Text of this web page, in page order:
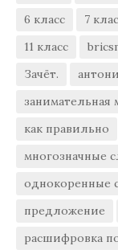
6 класс
7
11 класс
Зачёт.
занимательная
как правильно
многозначные
однокоренные
предложение
расшифровка